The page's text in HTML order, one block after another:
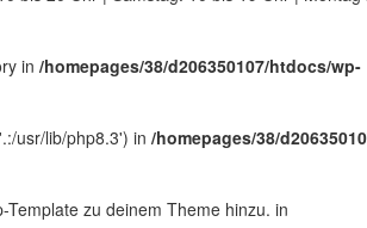
in /homepages/38/d206350107/htdocs/wp-
usr/lib/php8.3') in /homepages/38/
zu deinem Theme hinzu. in